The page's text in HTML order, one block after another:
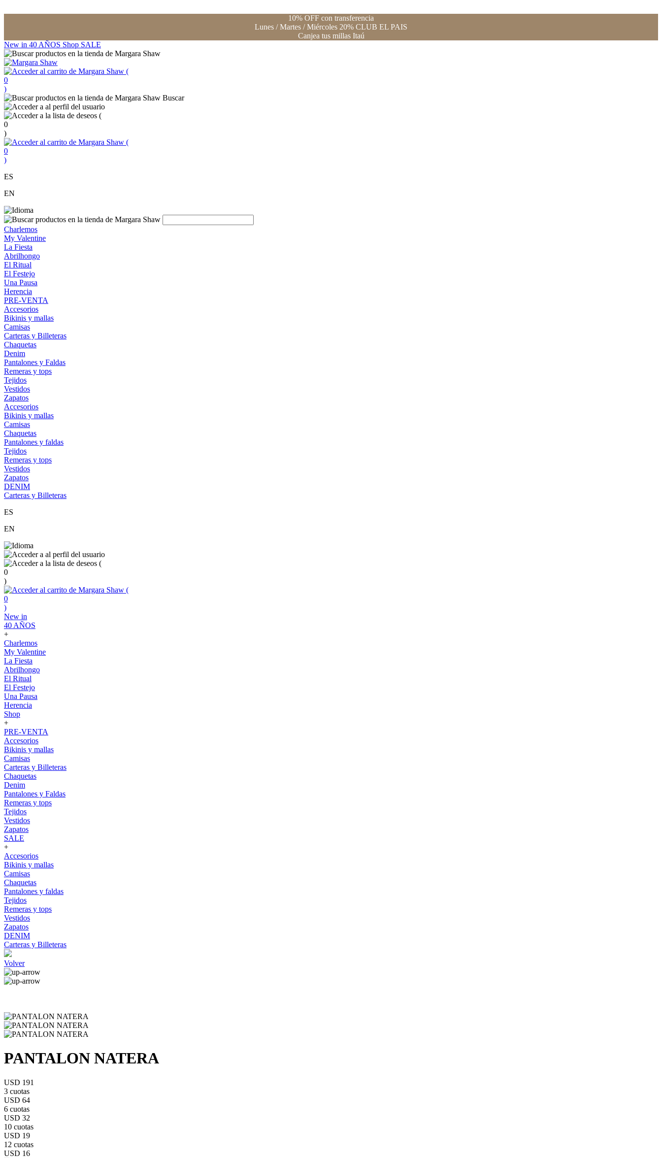
10% OFF con transferencia
Lunes / Martes / Miércoles 20% CLUB EL PAIS
Canjea tus millas Itaú
New in 40 AÑOS Shop SALE
(
0
)
Buscar
(
0
)
(
0
)
ES
EN
Charlemos
My Valentine
La Fiesta
Abrilhongo
El Ritual
El Festejo
Una Pausa
Herencia
PRE-VENTA
Accesorios
Bikinis y mallas
Camisas
Carteras y Billeteras
Chaquetas
Denim
Pantalones y Faldas
Remeras y tops
Tejidos
Vestidos
Zapatos
Accesorios
Bikinis y mallas
Camisas
Chaquetas
Pantalones y faldas
Tejidos
Remeras y tops
Vestidos
Zapatos
DENIM
Carteras y Billeteras
ES
EN
(
0
)
(
0
)
New in
40 AÑOS
+
Charlemos
My Valentine
La Fiesta
Abrilhongo
El Ritual
El Festejo
Una Pausa
Herencia
Shop
+
PRE-VENTA
Accesorios
Bikinis y mallas
Camisas
Carteras y Billeteras
Chaquetas
Denim
Pantalones y Faldas
Remeras y tops
Tejidos
Vestidos
Zapatos
SALE
+
Accesorios
Bikinis y mallas
Camisas
Chaquetas
Pantalones y faldas
Tejidos
Remeras y tops
Vestidos
Zapatos
DENIM
Carteras y Billeteras
Volver
PANTALON NATERA
USD 191
3 cuotas
USD 64
6 cuotas
USD 32
10 cuotas
USD 19
12 cuotas
USD 16